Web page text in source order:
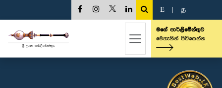
E த
මගේ පාර්ලිමේන්තුව
මෙතැනින් පිවිසෙන්න